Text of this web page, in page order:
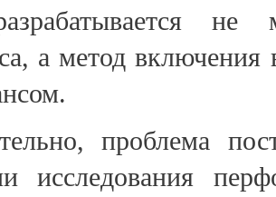
не
а метод включения
проблема
исследования